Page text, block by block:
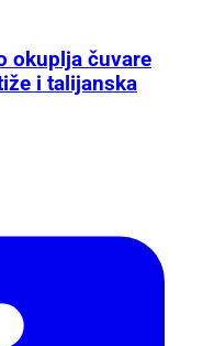
okuplja čuvare
i talijanska